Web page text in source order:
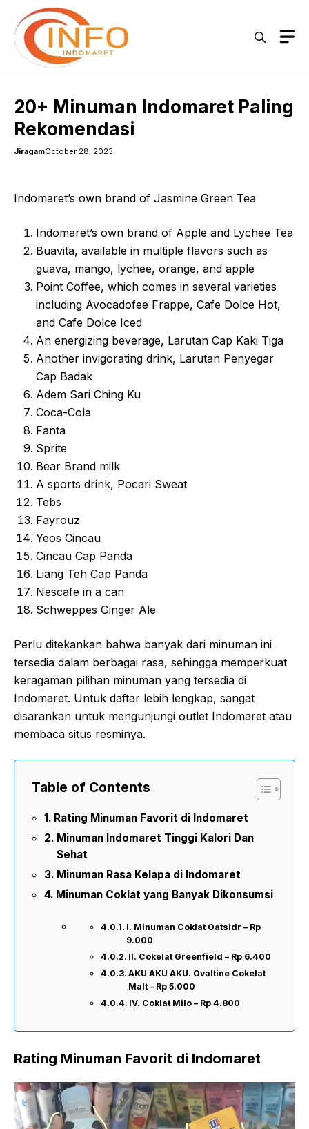
content
20+ Minuman Indomaret Paling
Rekomendasi
JiragamOctober 28, 2023
Indomaret’s own brand of Jasmine Green Tea
Indomaret’s own brand of Apple and Lychee Tea
Buavita, available in multiple flavors such as
guava, mango, lychee, orange, and apple
Point Coffee, which comes in several varieties
including Avocadofee Frappe, Cafe Dolce Hot,
and Cafe Dolce Iced
An energizing beverage, Larutan Cap Kaki Tiga
Another invigorating drink, Larutan Penyegar
Cap Badak
Adem Sari Ching Ku
Coca-Cola
Fanta
Sprite
Bear Brand milk
A sports drink, Pocari Sweat
Tebs
Fayrouz
Yeos Cincau
Cincau Cap Panda
Liang Teh Cap Panda
Nescafe in a can
Schweppes Ginger Ale
Perlu ditekankan bahwa banyak dari minuman ini
tersedia dalam berbagai rasa, sehingga memperkuat
keragaman pilihan minuman yang tersedia di
Indomaret. Untuk daftar lebih lengkap, sangat
disarankan untuk mengunjungi outlet Indomaret atau
membaca situs resminya.
Table of Contents
Rating Minuman Favorit di Indomaret
Minuman Indomaret Tinggi Kalori Dan
Sehat
Minuman Rasa Kelapa di Indomaret
Minuman Coklat yang Banyak Dikonsumsi
I. Minuman Coklat Oatsidr – Rp
9.000
II. Cokelat Greenfield – Rp 6.400
AKU AKU AKU. Ovaltine Cokelat
Malt – Rp 5.000
IV. Coklat Milo – Rp 4.800
Rating Minuman Favorit di Indomaret